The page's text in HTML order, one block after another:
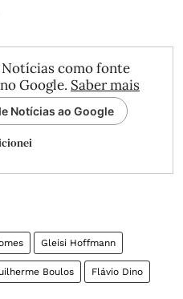
como fonte
Google. Saber mais
Notícias ao Google
Gleisi Hoffmann
Boulos Flávio Dino